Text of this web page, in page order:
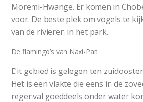
Moremi-Hwange. Er komen in
voor. De beste plek om vogels te
van de rivieren in het park.
De flamingo’s van Naxi-Pan
Dit gebied is gelegen ten
Het is een vlakte die eens in de
regenval goeddeels onder water